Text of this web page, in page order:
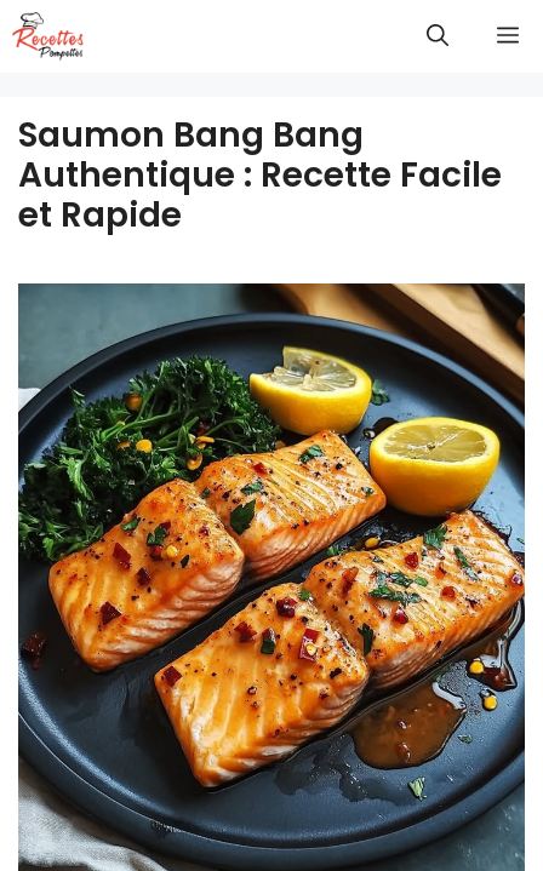
Aller
au
Saumon Bang Bang
Authentique : Recette Facile
et Rapide